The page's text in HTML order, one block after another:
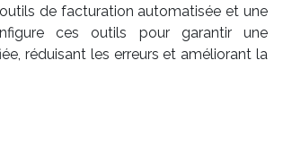
de facturation automatisée et une
ces outils pour garantir une
réduisant les erreurs et améliorant la